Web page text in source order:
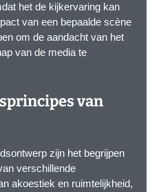
het de kijkervaring kan
van een bepaalde scène
om de aandacht van het
van de media te
van
zijn het begrijpen
verschillende
akoestiek en ruimtelijkheid,